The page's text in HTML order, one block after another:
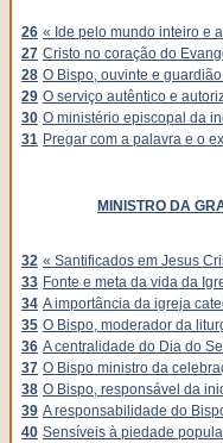
26 « Ide pelo mundo inteiro e
27 Cristo no coração do
28 O Bispo, ouvinte e
29 O serviço autêntico e
30 O ministério episcopal da
31 Pregar com a palavra e o
MINISTRO DA
32 « Santificados em Jesus
33 Fonte e meta da vida da
34 A importância da igreja
35 O Bispo, moderador da
36 A centralidade do Dia do
37 O Bispo ministro da
38 O Bispo, responsável da
39 A responsabilidade do
40 Sensíveis à piedade